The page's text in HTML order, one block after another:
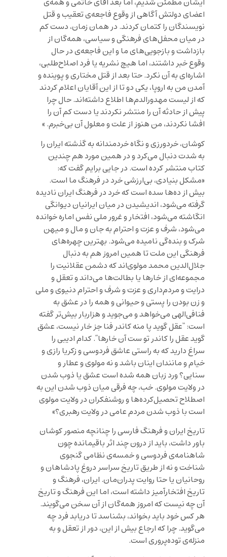
ایشان مطمئن شدیم، اما بعد آقای خاتمی و همه‌ی
اعضای دولتش آگاهی از وقوع فاجعه‌ی تعقیب و قتل
نویسندگان را کتمان کردند. در همان زمان، دست کم
در میان محفل‌های فرهنگی و سیاسی، همه‌گان از
بازداشت و بازجویی‌های ما و این فاجعه‌ی در حال
وقوع خبر داشتند، اما هیچ نشریه یا فرد اصلاح‌طلبی،
اشاره‌ای به آن نکرد. حتا بعد از قتل مختاری و پوینده و
آمدن من به اروپا، یکی دو تا از این آقایان اعلام کردند
که از لیست مهدورالدم‌ها اطلاع داشته‌اند. حال چرا
پیش از حادثه آن را منتشر نکردند یا دست کم آن را
افشا نکردند، من هنوز از علت و معلول آن بی‌خبرم. »
کوشان، خردورزی و نگاه خردمندانه به گذشته ایران را
به شدت دنبال می‌کرد و در همین مورد هم چندین
کتاب منتشر کرده است. در جایی برایم گفت که:
«مشکل بنیادی، بی‌‌ارزشی خرد در فرهنگ ما است.
بیش از ده‌ها سده است که خرد در فرهنگ ایران نادیده
گرفته می‌شود، اندیشیدن در میان ایرانیان دیوانگی
انگاشته می‌شود، افتخار و غرور ملی نفس اماره خوانده
می‌شود، شرف و عزت و احترام به جان و مال و میهن
شرک و بنده‌گی نامیده می‌شود. بهترین چهره‌های
فرهنگی این ملت تا همین امروز هم به دنبال
جلال‌الدین محمد مولوی‌اند که دشمن عقلانیت را
مجموعه‌ای از خارها یا بطالت‌ها می‌داند و تعقل و
درایت و مردم‌داری و عزت و شرف و احترام دنیوی و ملی
و زن بودن را پستی و حیوانی و همه را در عشق به
فنافی‌الهی می‌خواهد و می‌جوید و هزاربار بیش‌تر گفته
است: “عقل گوید پا منه کاندر فنا جز خار نیست، عشق
گوید عقل را کاندر تو ست آن خارها”. کدام ادیبی را
سراغ دارید که به راستی عاشق فردوسی و زکریا رازی و
خیام و مانندان اینان باشد و نه مولوی و عطار و
سنایی؟ ورد زبان همه شده است عشق یا ذوب شدن
در ولایت مولوی. خب، چه فرقی میان ذوب شدن این به
اصطلاح تحصیل‌کرده‌ها و روشنفکران در ولایت مولوی
است با ذوب شدن مردم عامی در ولایت رهبری؟»
تاریخ ایران و فرهنگ فارسی را چنانچه منصور کوشان
باور داشت، باید از درون چند اثر باقیمانده چون
شاهنامه‌ی فردوسی و خمسه‌ی نظامی گنجوی
شناخت و نه از طریق تاریخ سراسر دروغ پادشاهان و
روحانیان یا حتا روایت پدران‌مان. ایران، فرهنگ و
تاریخ افتخارآمیز داشته است، اما این فرهنگ و تاریخ
آن چه نیست که امروز همه‌گان از آن سخن می‌گویند.
هر کس خود باید بخواند، بشناسد تا دریابد فرد چه
می‌گوید. چرا که ارجاع بیش از این، دور از تعقل و به
منزله‌ی توده‌پروری است.